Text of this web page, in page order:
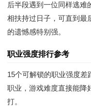
后半段遇到一位同样逃难
相扶持过日子，可直到最
的遗憾感特别强。
职业强度排行参考
15个可解锁的职业强度
职业，游戏难度直接能降
打。